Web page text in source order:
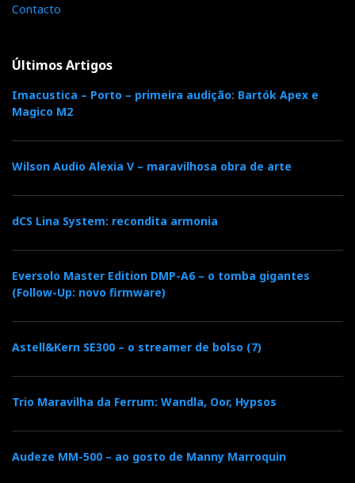
Contacto
Últimos Artigos
Imacustica – Porto – primeira audição: Bartók Apex e
Magico M2
Wilson Audio Alexia V – maravilhosa obra de arte
dCS Lina System: recondita armonia
Eversolo Master Edition DMP-A6 – o tomba gigantes
(Follow-Up: novo firmware)
Astell&Kern SE300 – o streamer de bolso (7)
Trio Maravilha da Ferrum: Wandla, Oor, Hypsos
Audeze MM-500 – ao gosto de Manny Marroquin